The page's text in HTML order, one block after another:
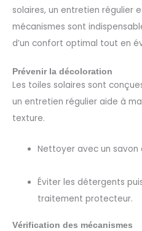
solaires, un entretien régulier
mécanismes sont
d’un confort optimal tout en
Prévenir la décoloration
Les toiles solaires sont
un entretien régulier aide à
texture.
Nettoyer avec un savon
Éviter les détergents
traitement protecteur.
Vérification des mécanismes